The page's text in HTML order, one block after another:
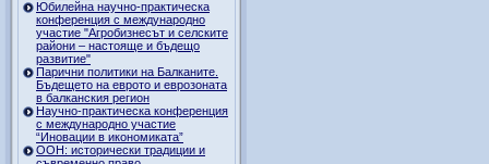
Юбилейна научно-практическа
конференция с международно
участие "Агробизнесът и селските
райони – настояще и бъдещо
развитие"
Парични политики на Балканите.
Бъдещето на еврото и еврозоната
в балканския регион
Научно-практическа конференция
с международно участие
“Иновации в икономиката”
ООН: исторически традиции и